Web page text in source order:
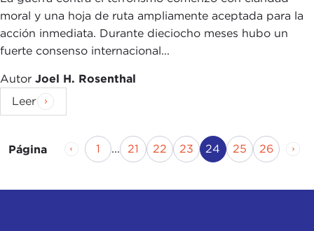
moral y una hoja de ruta ampliamente aceptada para la
acción inmediata. Durante dieciocho meses hubo un
fuerte consenso internacional...
Autor Joel H. Rosenthal
Leer
Página Página anterior
Página
1 ... Página
21 Página
22 Página
23 Página actual
24 Página
25 Página
26